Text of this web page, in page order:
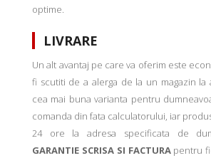
optime.
LIVRARE
Un alt avantaj pe care va oferim este
fi scutiti de a alerga de la un magazin la
cea mai buna varianta pentru
comanda din fata calculatorului, iar
24 ore la adresa specificata de
GARANTIE SCRISA SI FACTURApentru